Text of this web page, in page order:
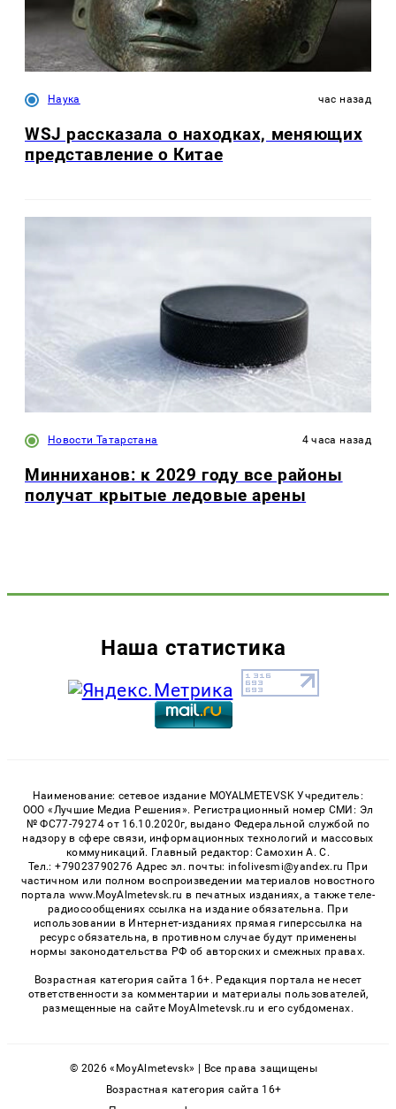
Наука час назад
WSJ рассказала о находках, меняющих
представление о Китае
Новости Татарстана 4 часа назад
Минниханов: к 2029 году все районы
получат крытые ледовые арены
Наша статистика
Наименование: сетевое издание MOYALMETEVSK Учредитель:
ООО «Лучшие Медиа Решения». Регистрационный номер СМИ: Эл
№ ФС77-79274 от 16.10.2020г, выдано Федеральной службой по
надзору в сфере связи, информационных технологий и массовых
коммуникаций. Главный редактор: Самохин А. С.
Тел.: +79023790276 Адрес эл. почты: infolivesmi@yandex.ru При
частичном или полном воспроизведении материалов новостного
портала www.MoyAlmetevsk.ru в печатных изданиях, а также теле-
радиосообщениях ссылка на издание обязательна. При
использовании в Интернет-изданиях прямая гиперссылка на
ресурс обязательна, в противном случае будут применены
нормы законодательства РФ об авторских и смежных правах.
Возрастная категория сайта 16+. Редакция портала не несет
ответственности за комментарии и материалы пользователей,
размещенные на сайте MoyAlmetevsk.ru и его субдоменах.
© 2026 «MoyAlmetevsk» | Все права защищены
Возрастная категория сайта 16+